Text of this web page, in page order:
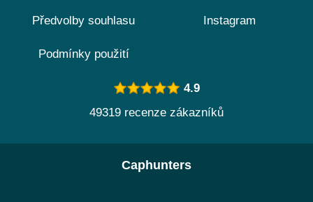
Předvolby souhlasu
Podmínky použití
Instagram
4.9
49319 recenze zákazníků
Caphunters